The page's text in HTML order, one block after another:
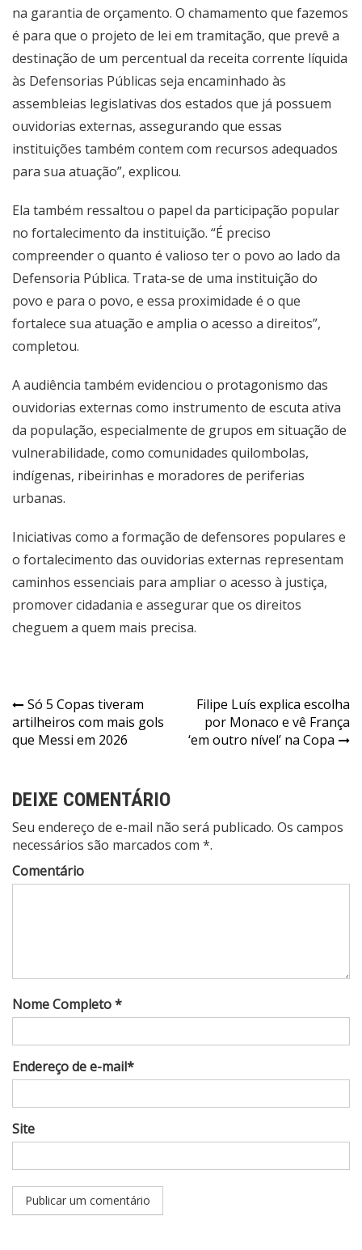
na garantia de orçamento. O chamamento que fazemos
é para que o projeto de lei em tramitação, que prevê a
destinação de um percentual da receita corrente líquida
às Defensorias Públicas seja encaminhado às
assembleias legislativas dos estados que já possuem
ouvidorias externas, assegurando que essas
instituições também contem com recursos adequados
para sua atuação”, explicou.
Ela também ressaltou o papel da participação popular
no fortalecimento da instituição. “É preciso
compreender o quanto é valioso ter o povo ao lado da
Defensoria Pública. Trata-se de uma instituição do
povo e para o povo, e essa proximidade é o que
fortalece sua atuação e amplia o acesso a direitos”,
completou.
A audiência também evidenciou o protagonismo das
ouvidorias externas como instrumento de escuta ativa
da população, especialmente de grupos em situação de
vulnerabilidade, como comunidades quilombolas,
indígenas, ribeirinhas e moradores de periferias
urbanas.
Iniciativas como a formação de defensores populares e
o fortalecimento das ouvidorias externas representam
caminhos essenciais para ampliar o acesso à justiça,
promover cidadania e assegurar que os direitos
cheguem a quem mais precisa.
Navegação
de
Só 5 Copas tiveram
artilheiros com mais gols
que Messi em 2026
Filipe Luís explica escolha
por Monaco e vê França
‘em outro nível’ na Copa
DEIXE COMENTÁRIO
Seu endereço de e-mail não será publicado. Os campos
necessários são marcados com *.
Comentário
Nome Completo *
Endereço de e-mail*
Site